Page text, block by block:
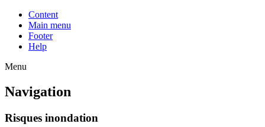
Content
Main menu
Footer
Help
Menu
Navigation
Risques inondation